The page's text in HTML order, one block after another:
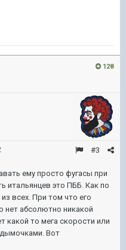
128
#3
ему просто фугасы при
итальянцев это ПББ. Как по
всех. При том что его
нет абсолютно никакой
какой то мега скорости или
Вот